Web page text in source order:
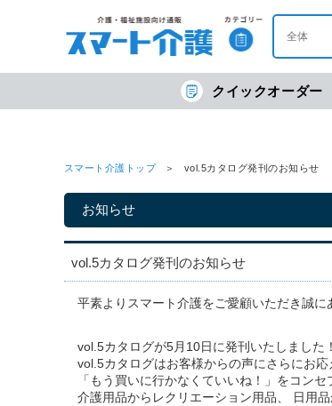
クイックオーダー
スマート介護トップ vol.5カタログ発刊のお知らせ
お知らせ
vol.5カタログ発刊のお知らせ
平素よりスマート介護をご愛顧いただき誠に
vol.5カタログが5月10日に発刊いたしました！
vol.5カタログはお客様からの声にさらにお応
「もう買いに行かなくていいね！」をコン
介護用品からレクリエーション用品、 日用